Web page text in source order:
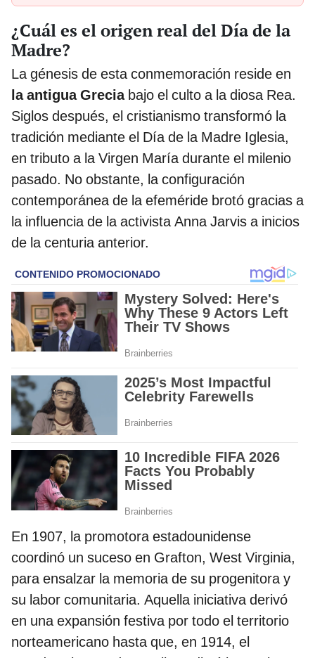
¿Cuál es el origen real del Día de la
Madre?
La génesis de esta conmemoración reside en
la antigua Greciabajo el culto a la diosa Rea.
Siglos después, el cristianismo transformó la
tradición mediante el Día de la Madre Iglesia,
en tributo a la Virgen María durante el milenio
pasado. No obstante, la configuración
contemporánea de la efeméride brotó gracias a
la influencia de la activista Anna Jarvis a inicios
de la centuria anterior.
En 1907, la promotora estadounidense
coordinó un suceso en Grafton, West Virginia,
para ensalzar la memoria de su progenitora y
su labor comunitaria. Aquella iniciativa derivó
en una expansión festiva por todo el territorio
norteamericano hasta que, en 1914, el